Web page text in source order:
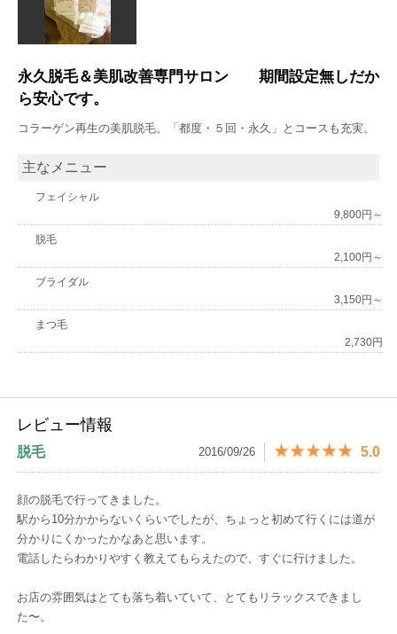
永久脱毛＆美肌改善専門サロン 期間設定無しだか
ら安心です。
コラーゲン再生の美肌脱毛。「都度・５回・永久」とコースも充実。
主なメニュー
フェイシャル
9,800円～
脱毛
2,100円～
ブライダル
3,150円～
まつ毛
2,730円
レビュー情報
脱毛 5.0
2016/09/26
顔の脱毛で行ってきました。
駅から10分かからないくらいでしたが、ちょっと初めて行くには道が
分かりにくかったかなあと思います。
電話したらわかりやすく教えてもらえたので、すぐに行けました。
お店の雰囲気はとても落ち着いていて、とてもリラックスできまし
た〜。